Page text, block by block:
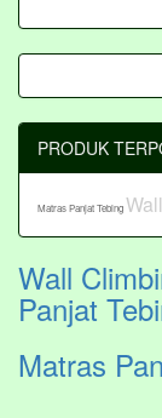
PRODUK
Matras Panjat Tebing
Wall
Panjat
Matras